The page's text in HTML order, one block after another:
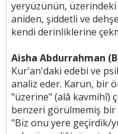
yeryüzünün, üzerindeki
aniden, şiddetli ve
kendi derinliklerine
Aisha Abdurrahman
Kur'an'daki edebi ve
analiz eder. Karun, bir
"üzerine" (alâ kavmihî)
benzeri görülmemiş
"Biz onu yere geçirdik/